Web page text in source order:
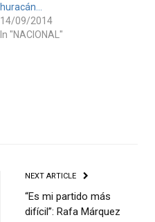
huracán…
14/09/2014
In "NACIONAL"
NEXT ARTICLE
“Es mi partido más
difícil”: Rafa Márquez